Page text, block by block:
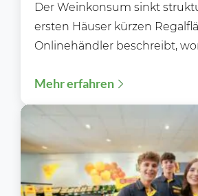
Der Weinkonsum sinkt
ersten Häuser kürzen
Onlinehändler beschreibt,
suchen und was das...
Mehr erfahren